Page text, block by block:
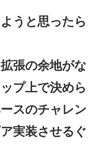
うと思ったら
張の余地がな
プ上で決めら
スのチャレン
実装させるぐ